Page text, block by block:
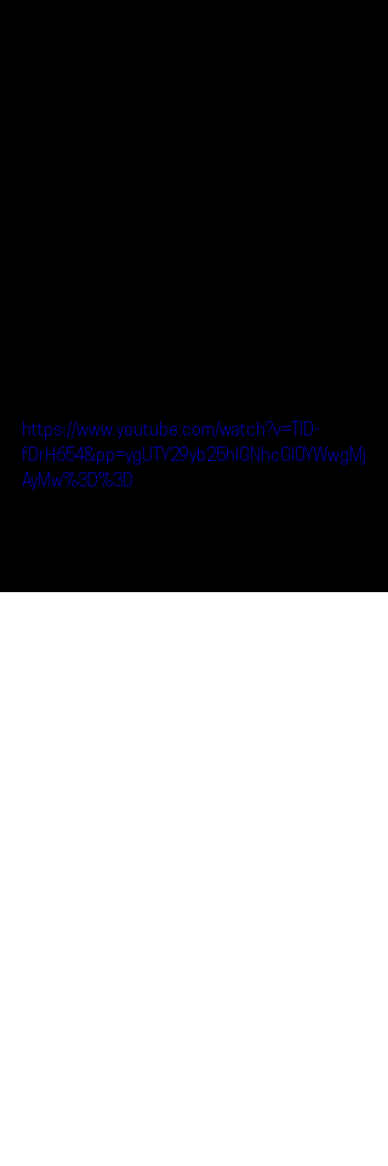
https://www.youtube.com/watch?v=TID-
fDrH654&pp=ygUTY29yb25hIGNhcGl0YWwgMj
AyMw%3D%3D